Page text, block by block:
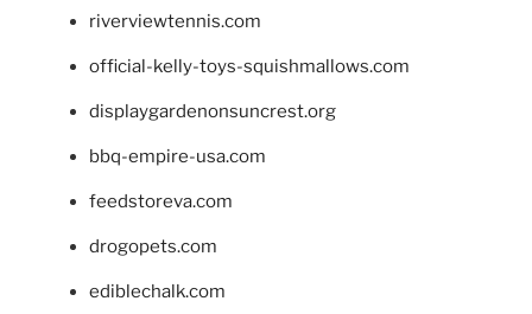
riverviewtennis.com
official-kelly-toys-squishmallows.com
displaygardenonsuncrest.org
bbq-empire-usa.com
feedstoreva.com
drogopets.com
ediblechalk.com